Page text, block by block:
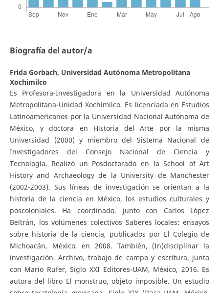
Biografía del autor/a
Frida Gorbach, Universidad Autónoma Metropolitana
Xochimilco
Es Profesora-Investigadora en la Universidad Autónoma
Metropolitana-Unidad Xochimilco. Es licenciada en Estudios
Latinoamericanos por la Universidad Nacional Autónoma de
México, y doctora en Historia del Arte por la misma
Universidad (2000) y miembro del Sistema Nacional de
Investigadores del Consejo Nacional de Ciencia y
Tecnología. Realizó un Posdoctorado en la School of Art
History and Archaeology de la University de Manchester
(2002-2003). Sus líneas de investigación se orientan a la
historia de la ciencia en México, los estudios culturales y
poscoloniales. Ha coordinado, junto con Carlos López
Beltrán, los volúmenes colectivos Saberes locales: ensayos
sobre historia de la ciencia, publicados por El Colegio de
Michoacán, México, en 2008. También, (In)disciplinar la
investigación. Archivo, trabajo de campo y escritura, junto
con Mario Rufer, Siglo XXI Editores-UAM, México, 2016. Es
autora del libro El monstruo, objeto imposible. Un estudio